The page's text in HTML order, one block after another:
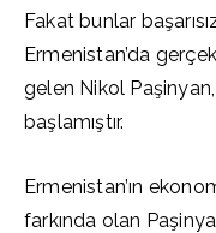
Fakat bunlar
Ermenistan’da
gelen Nikol
başlamıştır.
Ermenistan’ın
farkında olan